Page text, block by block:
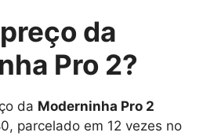
da
Pro 2?
da Moderninha Pro 2
parcelado em 12 vezes no